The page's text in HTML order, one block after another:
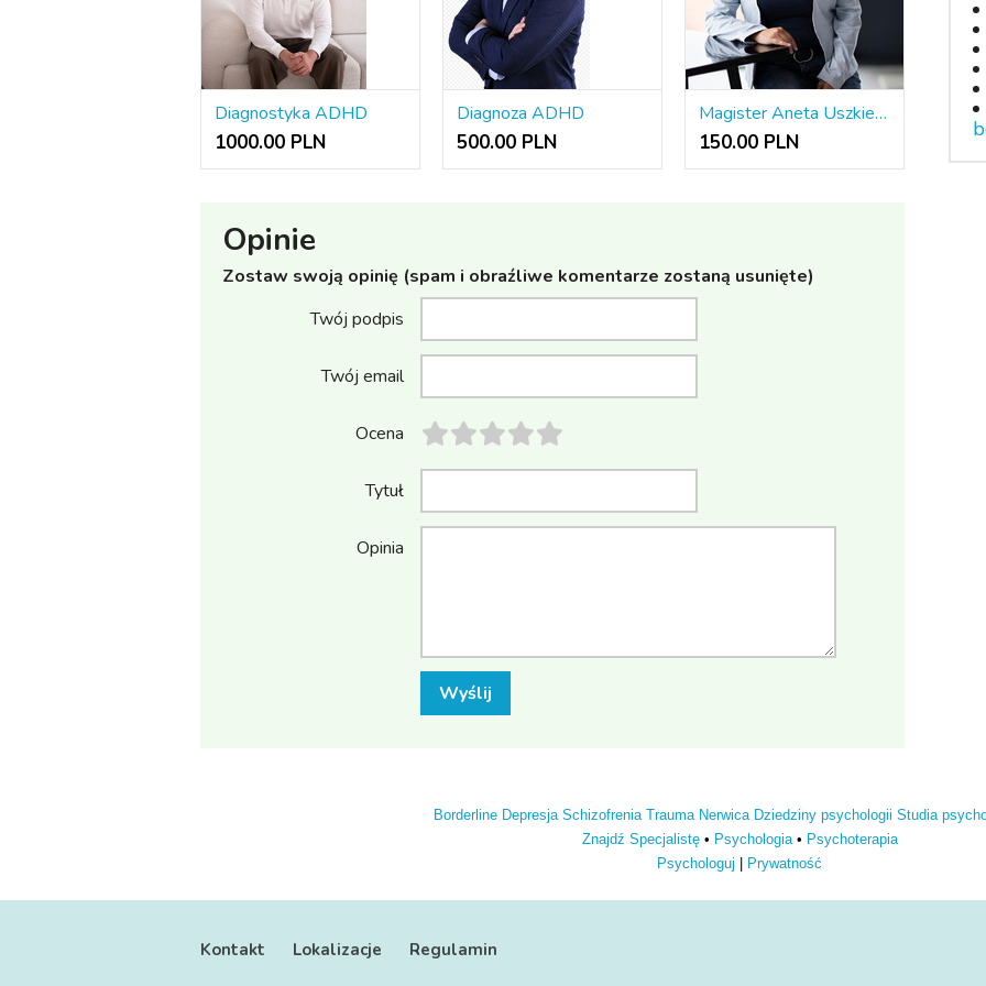
Diagnostyka ADHD
1000.00 PLN
Diagnoza ADHD
500.00 PLN
Magister Aneta Uszkiewicz
150.00 PLN
Opinie
Zostaw swoją opinię (spam i obraźliwe komentarze zostaną usunięte)
Twój podpis
Twój email
Ocena
Tytuł
Opinia
Wyślij
Borderline Depresja Schizofrenia Trauma Nerwica Dziedziny psychologii Studia
Znajdź Specjalistę• Psychologia• Psychoterapia
Psychologuj | Prywatność
Kontakt Lokalizacje Regulamin